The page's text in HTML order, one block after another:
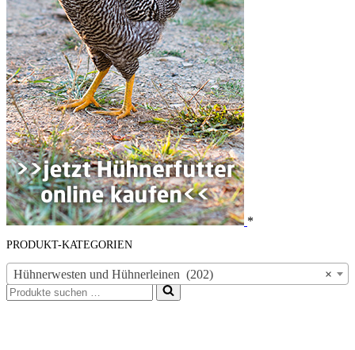
*
PRODUKT-KATEGORIEN
×
Hühnerwesten und Hühnerleinen (202)
Suchen
nach …